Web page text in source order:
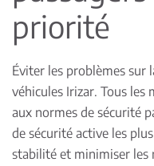
priorité
Éviter les problèmes sur
véhicules Irizar. Tous
aux normes de sécurité
de sécurité active les
stabilité et minimiser les